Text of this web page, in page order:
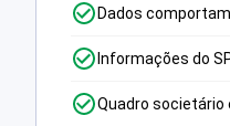
Dados
Informações do
Quadro